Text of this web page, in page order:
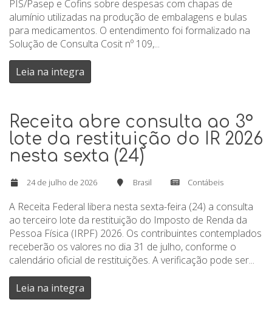
PIS/Pasep e Cofins sobre despesas com chapas de
alumínio utilizadas na produção de embalagens e bulas
para medicamentos. O entendimento foi formalizado na
Solução de Consulta Cosit nº 109,...
Leia na integra
Receita abre consulta ao 3º
lote da restituição do IR 2026
nesta sexta (24)
24 de julho de 2026 Brasil Contábeis
A Receita Federal libera nesta sexta-feira (24) a consulta
ao terceiro lote da restituição do Imposto de Renda da
Pessoa Física (IRPF) 2026. Os contribuintes contemplados
receberão os valores no dia 31 de julho, conforme o
calendário oficial de restituições. A verificação pode ser...
Leia na integra